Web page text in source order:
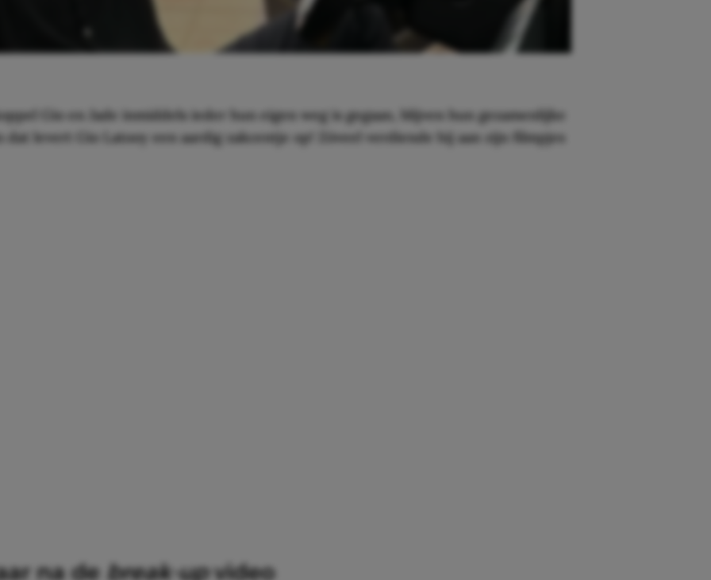
Gio en Jade inmiddels ieder hun eigen weg is gegaan, blijven hun gezamenlijke
dat levert Gio Latooy een aardig zakcentje op! Zóveel verdiende hij aan zijn filmpjes
na de break-upvideo